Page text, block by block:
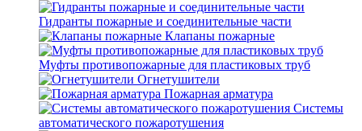
Гидранты пожарные и соединительные части
Клапаны пожарные
Муфты противопожарные для пластиковых труб
Огнетушители
Пожарная арматура
Системы
автоматического пожаротушения